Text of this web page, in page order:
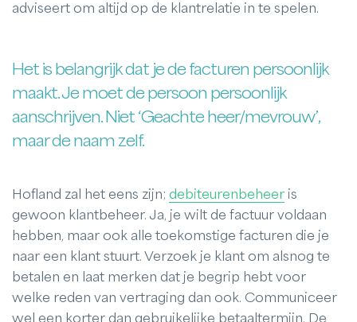
adviseert om altijd op de klantrelatie in te spelen.
Het is belangrijk dat je de facturen persoonlijk
maakt. Je moet de persoon persoonlijk
aanschrijven. Niet ‘Geachte heer/mevrouw’,
maar de naam zelf.
Hofland zal het eens zijn; debiteurenbeheer is
gewoon klantbeheer. Ja, je wilt de factuur voldaan
hebben, maar ook alle toekomstige facturen die je
naar een klant stuurt. Verzoek je klant om alsnog te
betalen en laat merken dat je begrip hebt voor
welke reden van vertraging dan ook. Communiceer
wel een korter dan gebruikelijke betaaltermijn. De